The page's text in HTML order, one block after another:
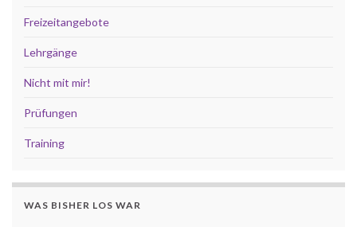
Freizeitangebote
Lehrgänge
Nicht mit mir!
Prüfungen
Training
WAS BISHER LOS WAR